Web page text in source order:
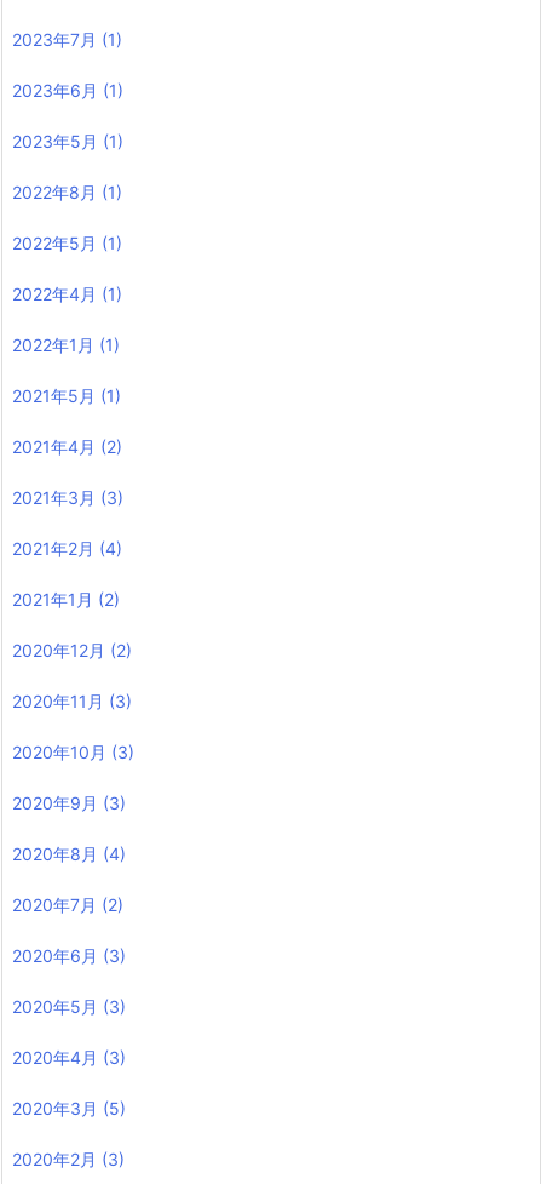
2023年7月 (1)
2023年6月 (1)
2023年5月 (1)
2022年8月 (1)
2022年5月 (1)
2022年4月 (1)
2022年1月 (1)
2021年5月 (1)
2021年4月 (2)
2021年3月 (3)
2021年2月 (4)
2021年1月 (2)
2020年12月 (2)
2020年11月 (3)
2020年10月 (3)
2020年9月 (3)
2020年8月 (4)
2020年7月 (2)
2020年6月 (3)
2020年5月 (3)
2020年4月 (3)
2020年3月 (5)
2020年2月 (3)